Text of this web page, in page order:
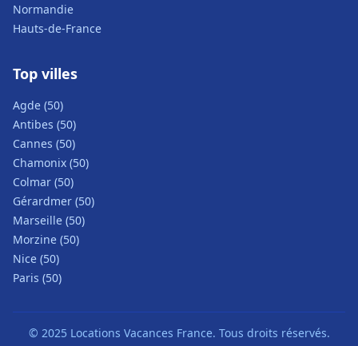
Normandie
Hauts-de-France
Top villes
Agde (50)
Antibes (50)
Cannes (50)
Chamonix (50)
Colmar (50)
Gérardmer (50)
Marseille (50)
Morzine (50)
Nice (50)
Paris (50)
© 2025 Locations Vacances France. Tous droits réservés.